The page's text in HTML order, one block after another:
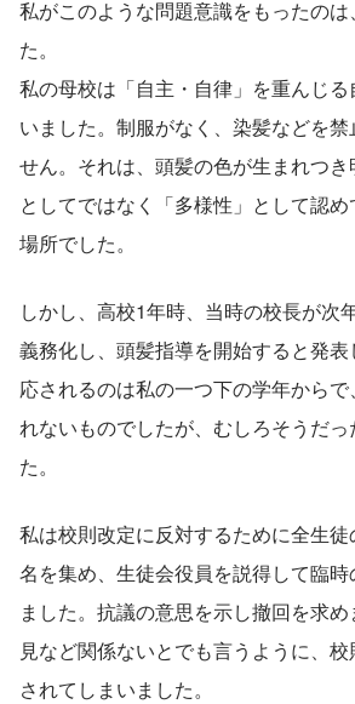
私がこのような問題意識をもったの
た。
私の母校は「自主・自律」を重んじ
いました。制服がなく、染髪などを禁
せん。それは、頭髪の色が生まれつき
としてではなく「多様性」として認
場所でした。
しかし、高校1年時、当時の校長が次
義務化し、頭髪指導を開始すると発
応されるのは私の一つ下の学年から
れないものでしたが、むしろそうだ
た。
私は校則改定に反対するために全生
名を集め、生徒会役員を説得して臨
ました。抗議の意思を示し撤回を求
見など関係ないとでも言うように、
されてしまいました。